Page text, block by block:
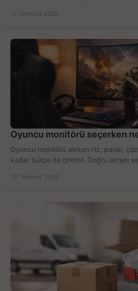
12 Temmuz 2026
Oyuncu monitörü seçerken ne
Oyuncu monitörü alırken Hz, panel,
kadar bütçe de önemli. Doğru ekranı
10 Temmuz 2026